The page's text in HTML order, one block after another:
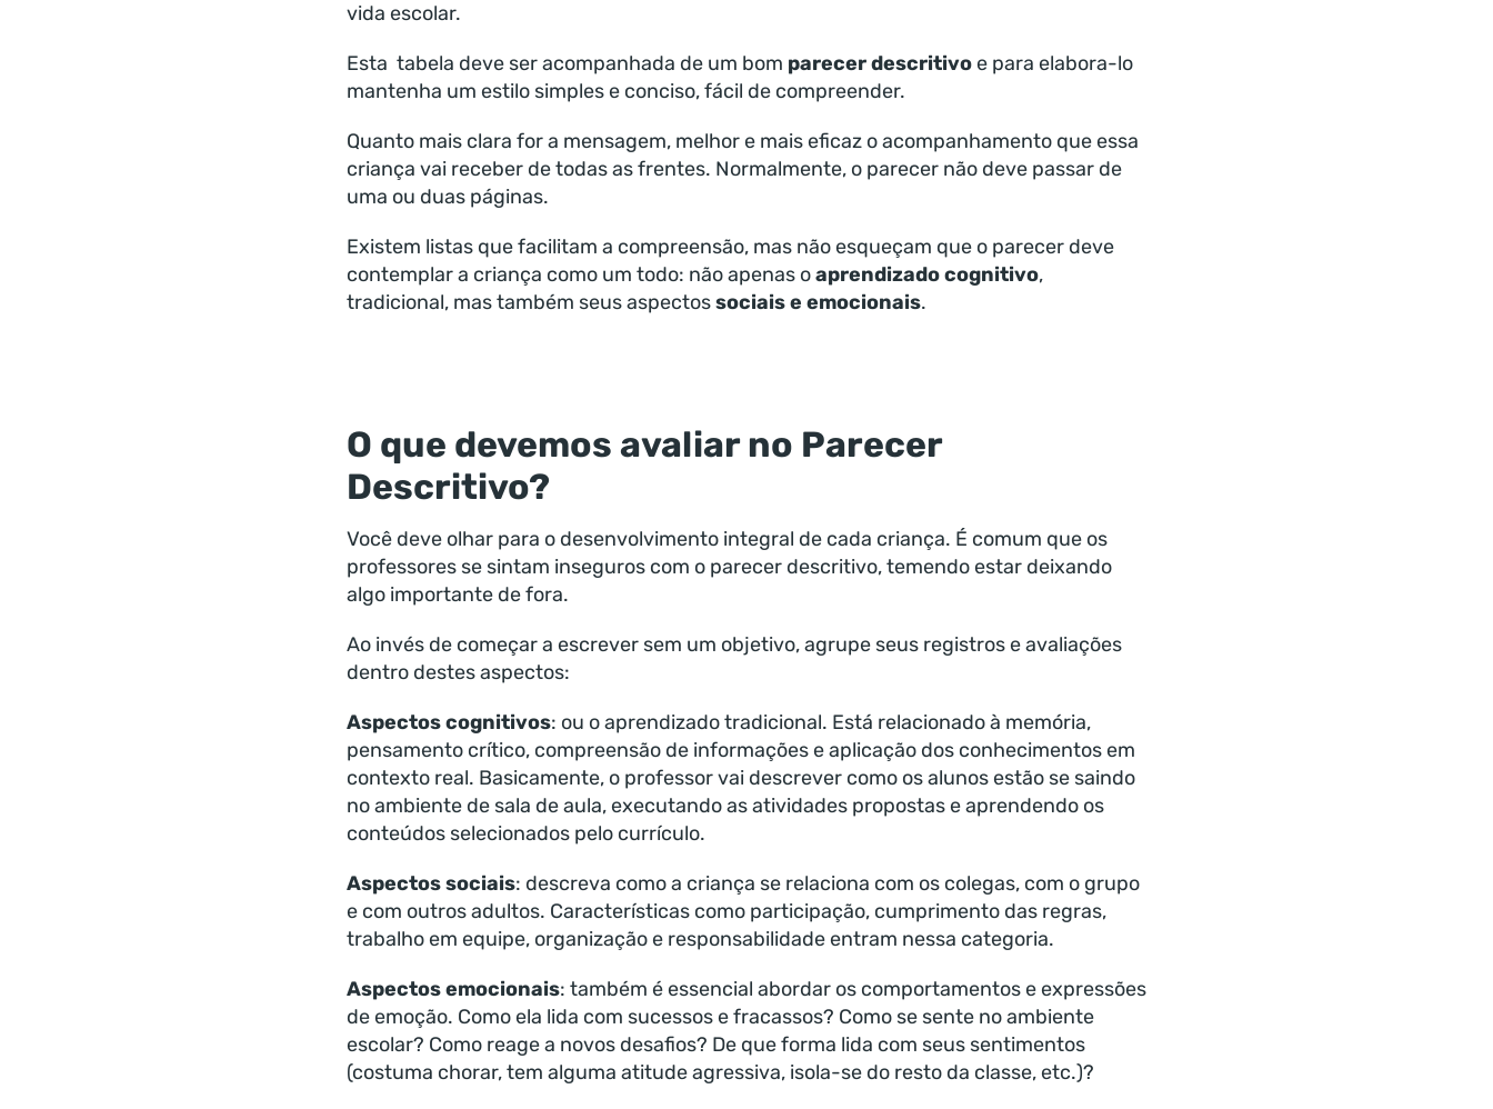
vida escolar.
Esta tabela deve ser acompanhada de um bom parecer descritivoe para elabora-lo
mantenha um estilo simples e conciso, fácil de compreender.
Quanto mais clara for a mensagem, melhor e mais eficaz o acompanhamento que essa
criança vai receber de todas as frentes. Normalmente, o parecer não deve passar de
uma ou duas páginas.
Existem listas que facilitam a compreensão, mas não esqueçam que o parecer deve
contemplar a criança como um todo: não apenas oaprendizado cognitivo,
tradicional, mas também seus aspectossociais e emocionais.
O que devemos avaliar no Parecer
Descritivo?
Você deve olhar para o desenvolvimento integral de cada criança. É comum que os
professores se sintam inseguros com o parecer descritivo, temendo estar deixando
algo importante de fora.
Ao invés de começar a escrever sem um objetivo, agrupe seus registros e avaliações
dentro destes aspectos:
Aspectos cognitivos: ou o aprendizado tradicional. Está relacionado à memória,
pensamento crítico, compreensão de informações e aplicação dos conhecimentos em
contexto real. Basicamente, o professor vai descrever como os alunos estão se saindo
no ambiente de sala de aula, executando as atividades propostas e aprendendo os
conteúdos selecionados pelo currículo.
Aspectos sociais: descreva como a criança se relaciona com os colegas, com o grupo
e com outros adultos. Características como participação, cumprimento das regras,
trabalho em equipe, organização e responsabilidade entram nessa categoria.
Aspectos emocionais: também é essencial abordar os comportamentos e expressões
de emoção. Como ela lida com sucessos e fracassos? Como se sente no ambiente
escolar? Como reage a novos desafios? De que forma lida com seus sentimentos
(costuma chorar, tem alguma atitude agressiva, isola-se do resto da classe, etc.)?